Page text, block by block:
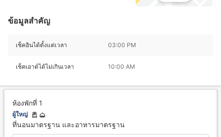
ข้อมูลสำคัญ
เช็คอินได้ตั้งแต่เวลา 03:00 PM
เช็คเอาต์ได้ไม่เกินเวลา 10:00 AM
ห้องพักที่ 1
ผู้ใหญ่
ที่นอนมาตรฐาน และอาหารมาตรฐาน